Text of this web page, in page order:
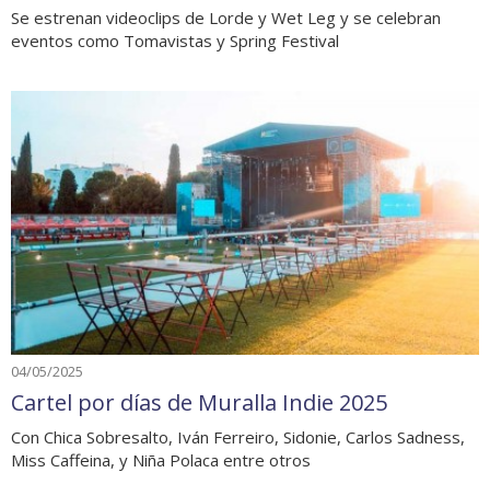
Se estrenan videoclips de Lorde y Wet Leg y se celebran
eventos como Tomavistas y Spring Festival
04/05/2025
Cartel por días de Muralla Indie 2025
Con Chica Sobresalto, Iván Ferreiro, Sidonie, Carlos Sadness,
Miss Caffeina, y Niña Polaca entre otros